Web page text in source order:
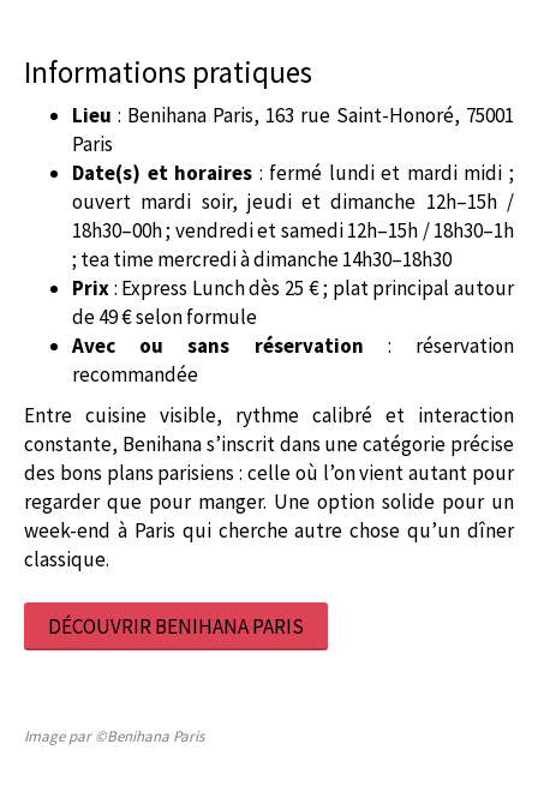
Informations pratiques
Lieu : Benihana Paris, 163 rue Saint-Honoré, 75001
Paris
Date(s) et horaires : fermé lundi et mardi midi ;
ouvert mardi soir, jeudi et dimanche 12h–15h /
18h30–00h ; vendredi et samedi 12h–15h / 18h30–1h
; tea time mercredi à dimanche 14h30–18h30
Prix: Express Lunch dès 25 € ; plat principal autour
de 49 € selon formule
Avec ou sans réservation : réservation
recommandée
Entre cuisine visible, rythme calibré et interaction
constante, Benihana s’inscrit dans une catégorie précise
des bons plans parisiens : celle où l’on vient autant pour
regarder que pour manger. Une option solide pour un
week-end à Paris qui cherche autre chose qu’un dîner
classique.
DÉCOUVRIR BENIHANA PARIS
Image par ©Benihana Paris